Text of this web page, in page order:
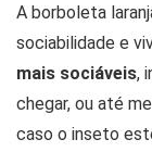
A borboleta
sociabilidade e
mais sociáveis,
chegar, ou até
caso o inseto